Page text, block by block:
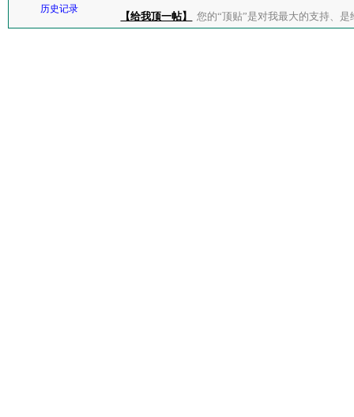
历史记录
【给我顶一帖】 您的“顶贴”是对我最大的支持、